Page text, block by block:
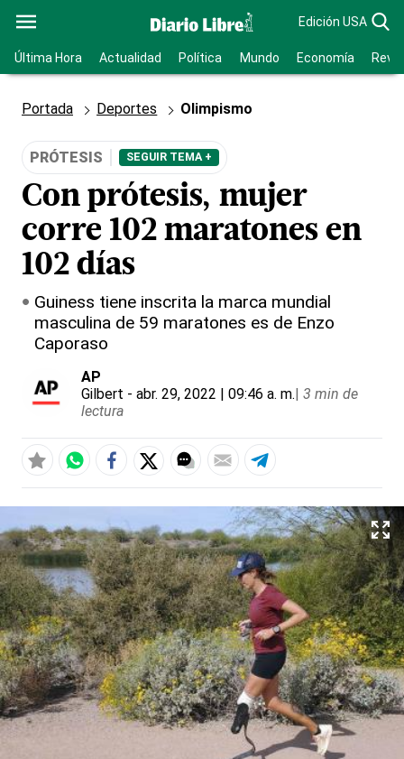
Edición USA
Última Hora Actualidad Política Mundo Economía
Portada Deportes Olimpismo
PRÓTESIS SEGUIR TEMA +
Con prótesis, mujer
corre 102 maratones en
102 días
Guiness tiene inscrita la marca mundial
masculina de 59 maratones es de Enzo
Caporaso
AP
Gilbert - abr. 29, 2022 | 09:46 a. m.| 3 min de
lectura